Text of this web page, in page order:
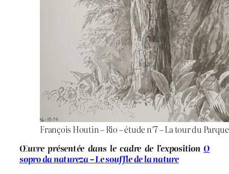
François Houtin – Rio – étude n°7 – La tour du
Œuvre présentée dans le cadre de l’expositionO
sopro da natureza – Le souffle de la nature